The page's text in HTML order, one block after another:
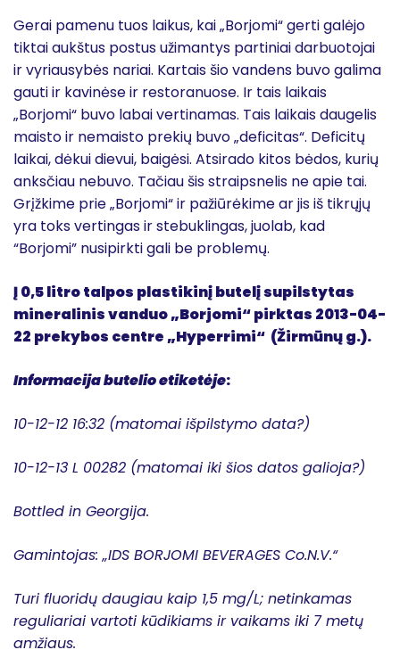
Gerai pamenu tuos laikus, kai „Borjomi“ gerti galėjo
tiktai aukštus postus užimantys partiniai darbuotojai
ir vyriausybės nariai. Kartais šio vandens buvo galima
gauti ir kavinėse ir restoranuose. Ir tais laikais
„Borjomi“ buvo labai vertinamas. Tais laikais daugelis
maisto ir nemaisto prekių buvo „deficitas“. Deficitų
laikai, dėkui dievui, baigėsi. Atsirado kitos bėdos, kurių
anksčiau nebuvo. Tačiau šis straipsnelis ne apie tai.
Grįžkime prie „Borjomi“ ir pažiūrėkime ar jis iš tikrųjų
yra toks vertingas ir stebuklingas, juolab, kad
“Borjomi” nusipirkti gali be problemų.
Į 0,5 litro talpos plastikinį butelį supilstytas
mineralinis vanduo „Borjomi“ pirktas 2013-04-
22 prekybos centre „Hyperrimi“ (Žirmūnų g.).
Informacija butelio etiketėje:
10-12-12 16:32 (matomai išpilstymo data?)
10-12-13 L 00282 (matomai iki šios datos galioja?)
Bottled in Georgija.
Gamintojas: „IDS BORJOMI BEVERAGES Co.N.V.“
Turi fluoridų daugiau kaip 1,5 mg/L; netinkamas
reguliariai vartoti kūdikiams ir vaikams iki 7 metų
amžiaus.